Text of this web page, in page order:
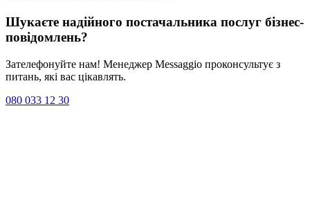
Шукаєте надійного постачальника послуг бізнес-
повідомлень?
Зателефонуйте нам! Менеджер Messaggio проконсультує з
питань, які вас цікавлять.
080 033 12 30